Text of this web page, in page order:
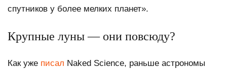
спутников у более мелких планет».
Крупные луны — они повсюду?
Как уже писал Naked Science, раньше астрономы